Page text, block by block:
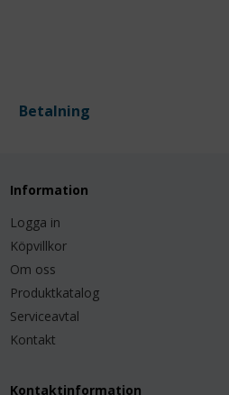
Betalning
Information
Logga in
Köpvillkor
Om oss
Produktkatalog
Serviceavtal
Kontakt
Kontaktinformation